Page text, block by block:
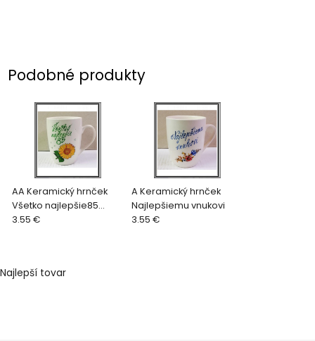
Podobné produkty
AA Keramický hrnček
Všetko najlepšie85
zelená
3.55 €
A Keramický hrnček
Najlepšiemu vnukovi
3.55 €
Najlepší tovar